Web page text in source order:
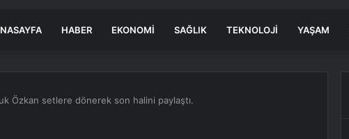
HABER EKONOMI SAĞLIK TEKNOLOJI YAŞAM
Özkan setlere dönerek son halini paylaştı.